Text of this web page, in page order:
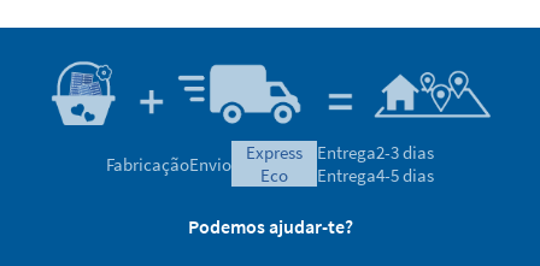
FabricaçãoEnvio
express
eco
Entrega2-3 dias
Entrega4-5 dias
Podemos ajudar-te?